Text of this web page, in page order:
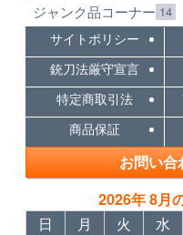
ジャンク品コーナー 14
サイトポリシー
銃刀法厳守宣言
特定商取引法
商品保証
お問い合
2026年 8月
日
月 火 水